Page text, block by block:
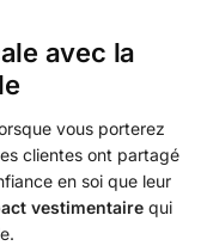
avec la
vous porterez
clientes ont partagé
en soi que leur
vestimentaire qui